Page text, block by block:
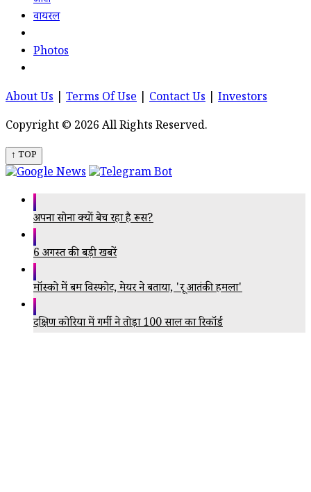
वायरल
Photos
About Us Terms Of Use Contact Us
Investors
Copyright © 2026 All Rights Reserved.
↑ TOP
अपना सोना क्यों बेच रहा है रूस?
6 अगस्त की बड़ी खबरें
मॉस्को में बम विस्फोट, मेयर ने बताया, 'क्रूर आतंकी हमला'
दक्षिण कोरिया में गर्मी ने तोड़ा 100 साल का रिकॉर्ड